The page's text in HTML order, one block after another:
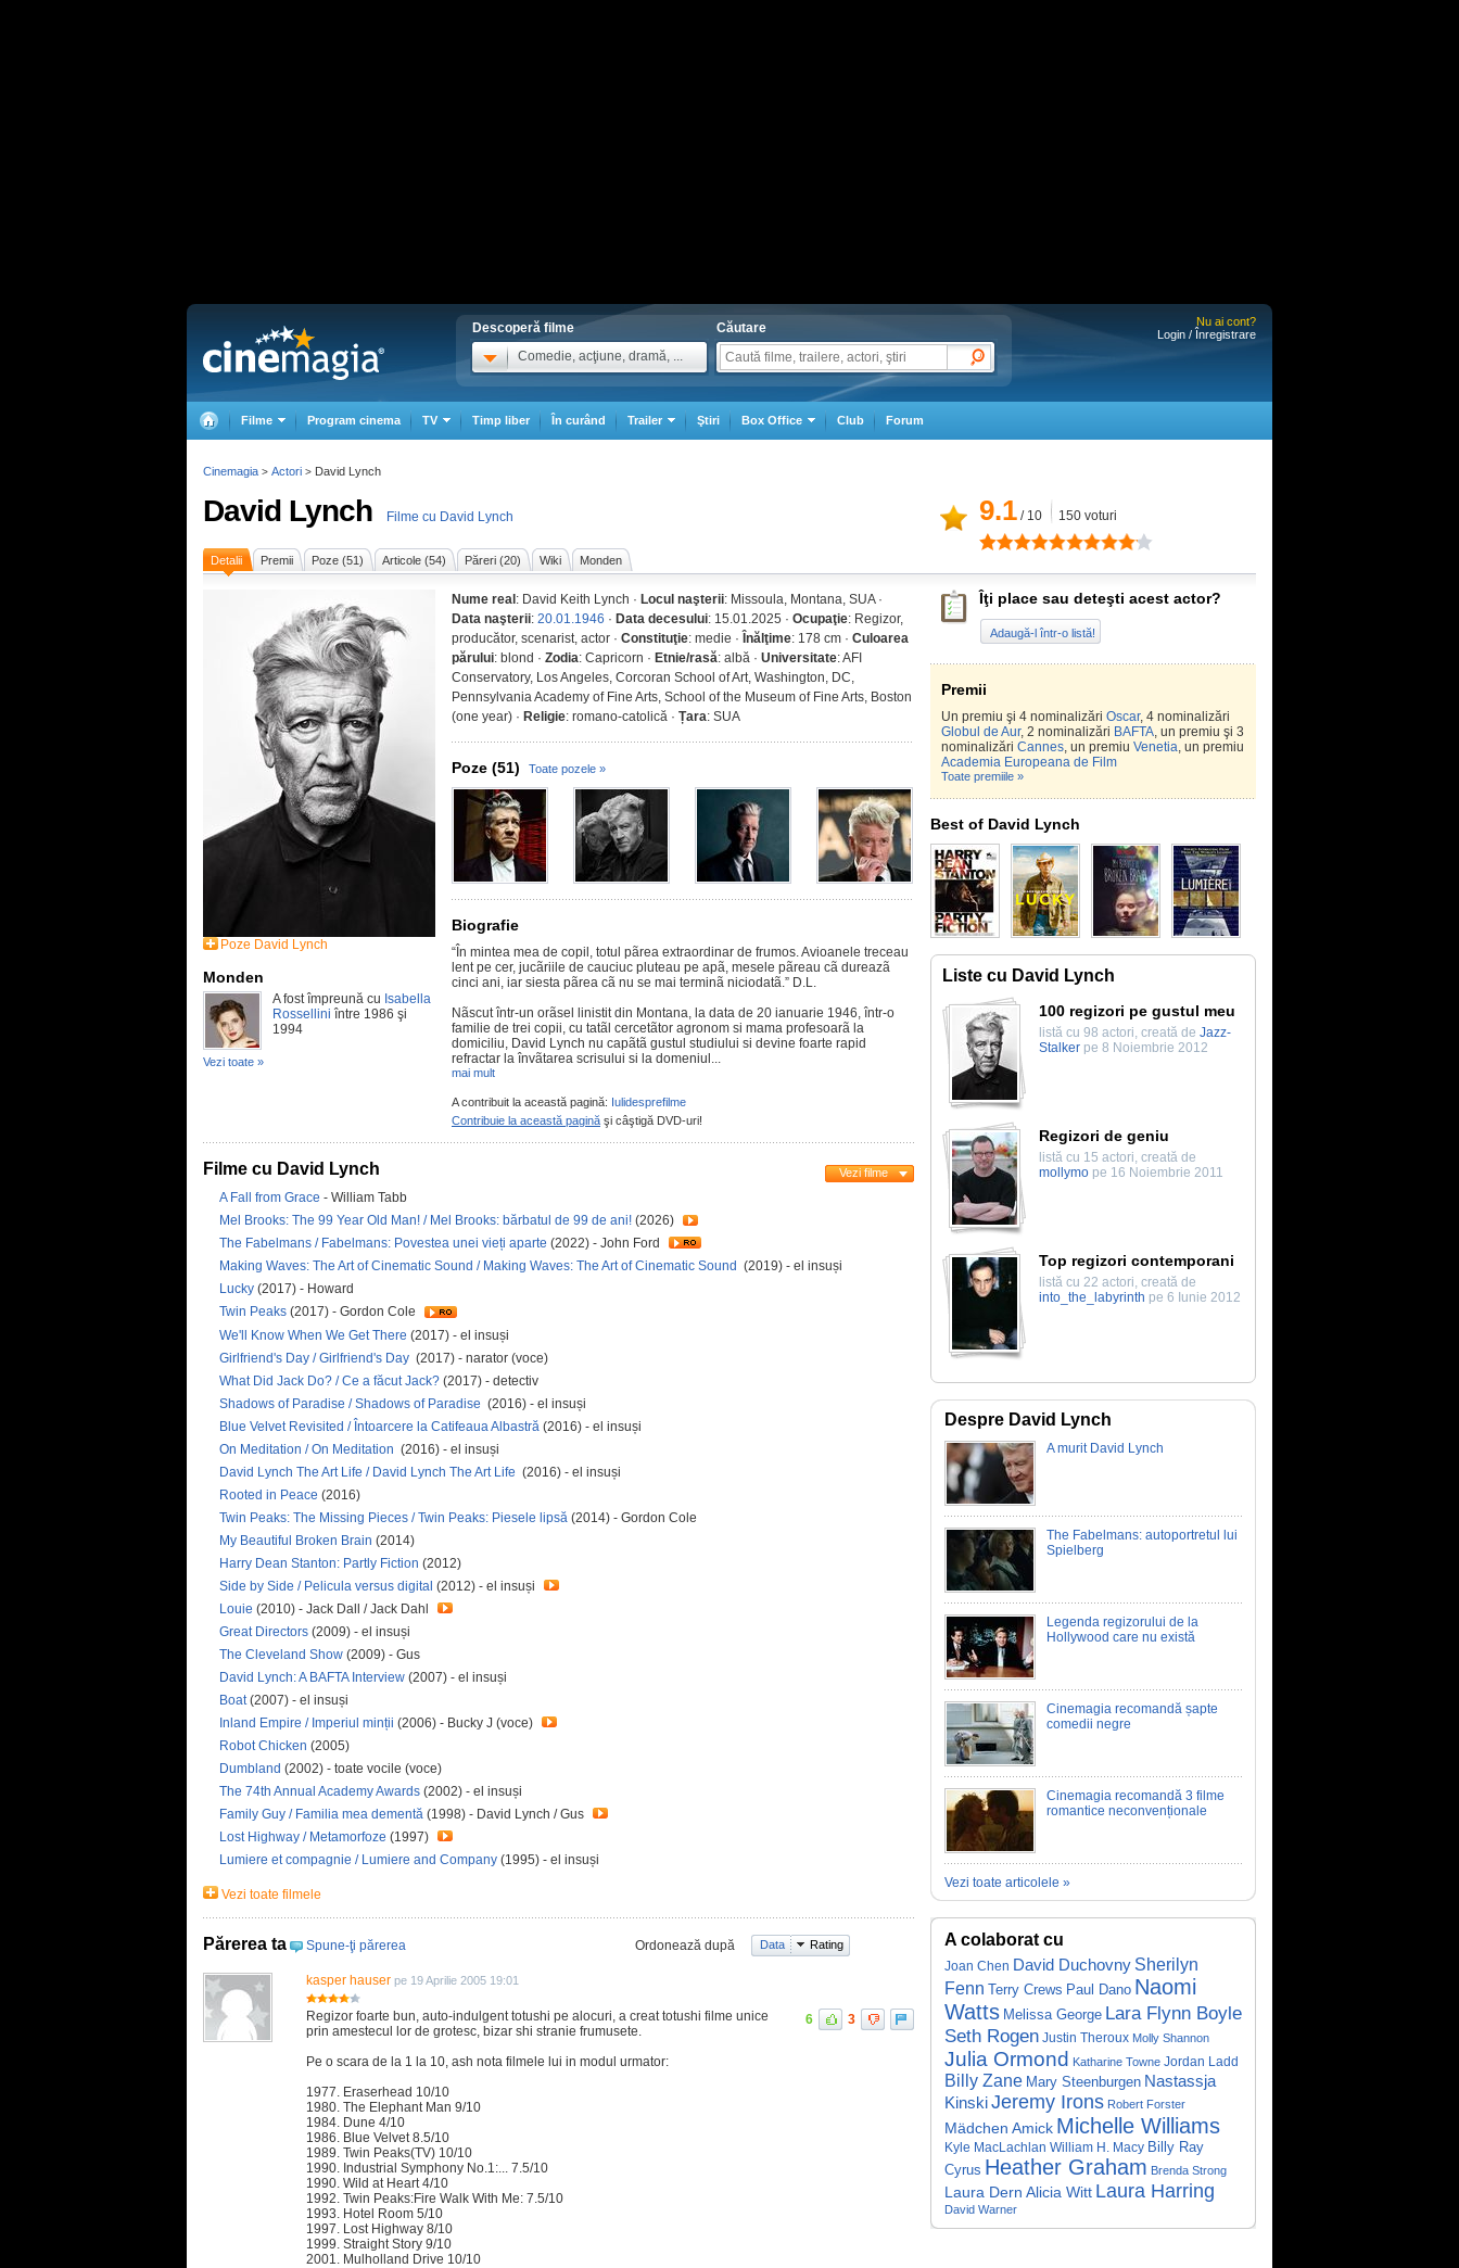
Descoperă filme
Comedie, acţiune, dramă, ...
Căutare
Nu ai cont?
Login / Înregistrare
Filme Program cinema TV Timp liber În curând Trailer Ştiri Box Office Club Forum
David Lynch Filme cu David Lynch 9.1 / 10 150 voturi
Detalii Premii Poze (51) Articole (54) Păreri (20) Wiki Monden
Poze David Lynch
Monden
A fost împreună cu Isabella
Rossellini între 1986 şi
1994
Vezi toate »
Nume real : David Keith Lynch · Locul naşterii: Missoula, Montana, SUA ·
Data naşterii: 20.01.1946 · Data decesului: 15.01.2025 · Ocupaţie: Regizor,
producător, scenarist, actor · Constituţie: medie · Înălţime: 178 cm · Culoarea
părului: blond · Zodia: Capricorn · Etnie/rasă: albă · Universitate: AFI
Conservatory, Los Angeles, Corcoran School of Art, Washington, DC,
Pennsylvania Academy of Fine Arts, School of the Museum of Fine Arts, Boston
(one year) · Religie: romano-catolică · Țara: SUA
Poze (51) Toate pozele »
Biografie
“În mintea mea de copil, totul pãrea extraordinar de frumos. Avioanele treceau
lent pe cer, jucãriile de cauciuc pluteau pe apã, mesele pãreau cã dureazã
cinci ani, iar siesta pãrea cã nu se mai terminã niciodatã.” D.L.
Nãscut într-un orãsel linistit din Montana, la data de 20 ianuarie 1946, într-o
familie de trei copii, cu tatãl cercetãtor agronom si mama profesoarã la
domiciliu, David Lynch nu capãtã gustul studiului si devine foarte rapid
refractar la învãtarea scrisului si la domeniul...
mai mult
A contribuit la această pagină: Iulidesprefilme
Contribuie la această pagină şi câştigă DVD-uri!
Filme cu David Lynch Vezi filme
A Fall from Grace - William Tabb
Mel Brooks: The 99 Year Old Man! / Mel Brooks: bărbatul de 99 de ani! (2026)
The Fabelmans / Fabelmans: Povestea unei vieți aparte (2022) - John Ford
Making Waves: The Art of Cinematic Sound / Making Waves: The Art of Cinematic Sound (2019) - el insuși
Lucky (2017) - Howard
Twin Peaks (2017) - Gordon Cole
We'll Know When We Get There (2017) - el insuși
Girlfriend's Day / Girlfriend's Day (2017) - narator (voce)
What Did Jack Do? / Ce a făcut Jack? (2017) - detectiv
Shadows of Paradise / Shadows of Paradise (2016) - el insuși
Blue Velvet Revisited / Întoarcere la Catifeaua Albastră (2016) - el insuși
On Meditation / On Meditation (2016) - el insuși
David Lynch The Art Life / David Lynch The Art Life (2016) - el insuși
Rooted in Peace (2016)
Twin Peaks: The Missing Pieces / Twin Peaks: Piesele lipsă (2014) - Gordon Cole
My Beautiful Broken Brain (2014)
Harry Dean Stanton: Partly Fiction (2012)
Side by Side / Pelicula versus digital (2012) - el insuși
Louie (2010) - Jack Dall / Jack Dahl
Great Directors (2009) - el insuși
The Cleveland Show (2009) - Gus
David Lynch: A BAFTA Interview (2007) - el insuși
Boat (2007) - el insuși
Inland Empire / Imperiul minții (2006) - Bucky J (voce)
Robot Chicken (2005)
Dumbland (2002) - toate vocile (voce)
The 74th Annual Academy Awards (2002) - el insuși
Family Guy / Familia mea dementă (1998) - David Lynch / Gus
Lost Highway / Metamorfoze (1997)
Lumiere et compagnie / Lumiere and Company (1995) - el insuși
Vezi toate filmele
Părerea ta Spune-ţi părerea Ordonează după Data Rating
kasper hauser pe 19 Aprilie 2005 19:01
Regizor foarte bun, auto-indulgent totushi pe alocuri, a creat totushi filme unice
prin amestecul lor de grotesc, bizar shi stranie frumusete.
Pe o scara de la 1 la 10, ash nota filmele lui in modul urmator:
1977. Eraserhead 10/10
1980. The Elephant Man 9/10
1984. Dune 4/10
1986. Blue Velvet 8.5/10
1989. Twin Peaks(TV) 10/10
1990. Industrial Symphony No.1:... 7.5/10
1990. Wild at Heart 4/10
1992. Twin Peaks:Fire Walk With Me: 7.5/10
1993. Hotel Room 5/10
1997. Lost Highway 8/10
1999. Straight Story 9/10
2001. Mulholland Drive 10/10
6 3
Îţi place sau deteşti acest actor?
Adaugă-l într-o listă!
Premii
Un premiu şi 4 nominalizări Oscar, 4 nominalizări
Globul de Aur, 2 nominalizări BAFTA, un premiu şi 3
nominalizări Cannes, un premiu Venetia, un premiu
Academia Europeana de Film
Toate premiile »
Best of David Lynch
Liste cu David Lynch
100 regizori pe gustul meu
listă cu 98 actori, creată de Jazz-
Stalker pe 8 Noiembrie 2012
Regizori de geniu
listă cu 15 actori, creată de
mollymo pe 16 Noiembrie 2011
Top regizori contemporani
listă cu 22 actori, creată de
into_the_labyrinth pe 6 Iunie 2012
Despre David Lynch
A murit David Lynch
The Fabelmans: autoportretul lui
Spielberg
Legenda regizorului de la
Hollywood care nu există
Cinemagia recomandă șapte
comedii negre
Cinemagia recomandă 3 filme
romantice neconvenționale
Vezi toate articolele »
A colaborat cu
Joan Chen David Duchovny Sherilyn
Fenn Terry Crews Paul Dano Naomi
Watts Melissa George Lara Flynn Boyle
Seth Rogen Justin Theroux Molly Shannon
Julia Ormond Katharine Towne Jordan Ladd
Billy Zane Mary Steenburgen Nastassja
KinskiJeremy Irons Robert Forster
Mädchen Amick Michelle Williams
Kyle MacLachlan William H. Macy Billy Ray
Cyrus Heather Graham Brenda Strong
Laura Dern Alicia Witt Laura Harring
David Warner
Cinemagia > Actori > David Lynch